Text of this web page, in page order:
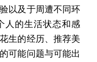
以及于周遭不同环
人的生活状态和感
生的经历、推荐美
可能问题与可能出